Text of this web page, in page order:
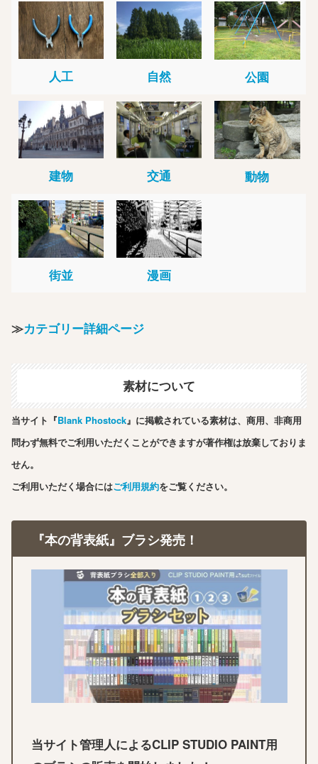
人工 自然 公園
建物 交通 動物
街並 漫画
≫カテゴリー詳細ページ
素材について
当サイト『Blank Phostock』に掲載されている素材は、商用、非商用
問わず無料でご利用いただくことができますが著作権は放棄しておりま
せん。
ご利用いただく場合にはご利用規約をご覧ください。
『本の背表紙』ブラシ発売！
当サイト管理人によるCLIP STUDIO PAINT用